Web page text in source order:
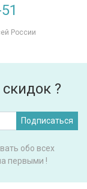
России
?
Подписаться
обо всех
первыми !